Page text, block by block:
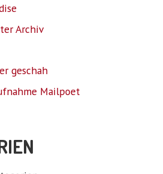
Archiv
geschah
Mailpoet